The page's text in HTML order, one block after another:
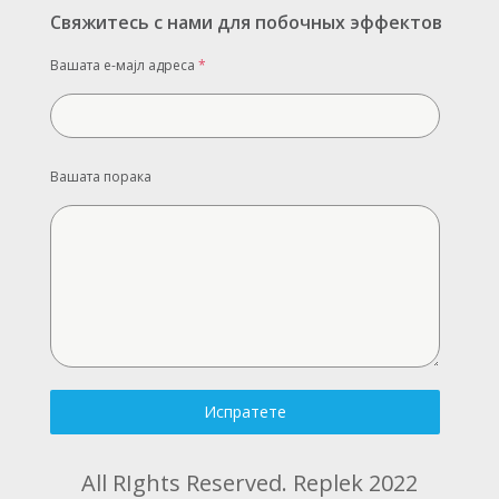
Свяжитесь с нами для побочных эффектов
Вашата е-мајл адреса *
Вашата порака
Испратете
All RIghts Reserved. Replek 2022